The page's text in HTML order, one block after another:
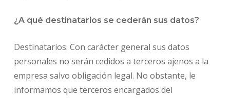
¿A qué destinatarios se cederán sus datos?
Destinatarios: Con carácter general sus datos
personales no serán cedidos a terceros ajenos a la
empresa salvo obligación legal. No obstante, le
informamos que terceros encargados del